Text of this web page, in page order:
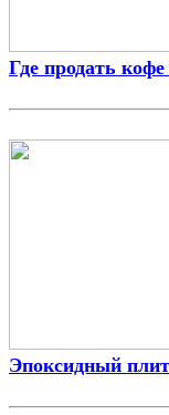
Где продать
Эпоксидный